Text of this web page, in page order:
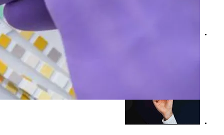
طبيب يحذر: لون البول قد يدل على مرض الكلى في هذه